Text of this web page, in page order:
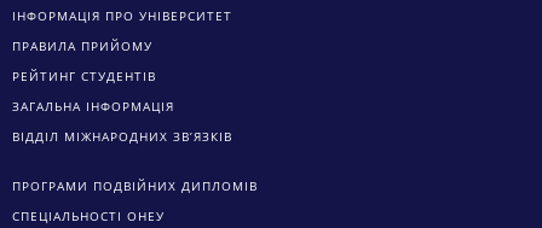
ІНФОРМАЦІЯ ПРО УНІВЕРСИТЕТ
ПРАВИЛА ПРИЙОМУ
РЕЙТИНГ СТУДЕНТІВ
ЗАГАЛЬНА ІНФОРМАЦІЯ
ВІДДІЛ МІЖНАРОДНИХ ЗВ’ЯЗКІВ
ПРОГРАМИ ПОДВІЙНИХ ДИПЛОМІВ
СПЕЦІАЛЬНОСТІ ОНЕУ